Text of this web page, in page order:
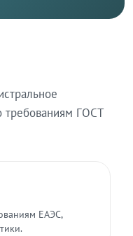
требованиям ГОСТ
ЕАЭС,